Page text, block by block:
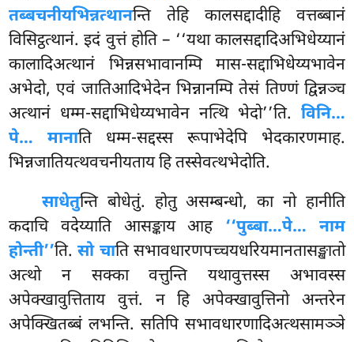
तब्बचनीयभिन्नत्थानन्ति तेहि कालसद्दादीहि वत्तब्बानं
विसिट्ठत्थानं. इदं वुत्तं होति – ‘‘यथा कालसद्दादिअभिधेय्यानं
कालादिअत्थानं भिन्नसभावानम्पि मास-सद्दाभिधेय्यभावेन
अभेदो, एवं जातिआदिभेदेन भिन्नानम्पि तेसं तिण्णं द्विन्नञ्च
अत्थानं धम्म-सद्दाभिधेय्यभावेन नत्थि भेदो’’ति. विनि…
पे… मानाति धम्म-सद्दस्स रूपाभेदेपि भेदकारणमाह.
भिन्नजातियत्थवचनीयताय हि तस्सेवत्थभेदोति.
साधेतुन्ति बोधेतुं. होतु असम्बन्धो, का नो हानीति
कदाचि वदेय्याति आसङ्काय आह ‘‘पुब्बा…पे… नाम
होन्ती’’ति.सो चाति सभावधारणपच्चयधरियमानतासङ्खातो
अत्थो न सक्का वत्तुन्ति यथावुत्तस्स अभावस्स
अपेक्खावुत्तिताय वुत्तं. न हि अपेक्खावुत्तिनो अन्तरेन
अपेक्खितब्बं लभन्ति. सतिपि सभावधारणादिअत्थसामञ्ञे